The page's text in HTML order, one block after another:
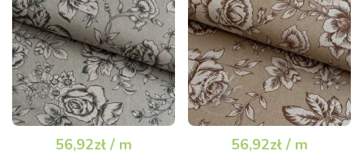
56,92zł / m 56,92zł / m